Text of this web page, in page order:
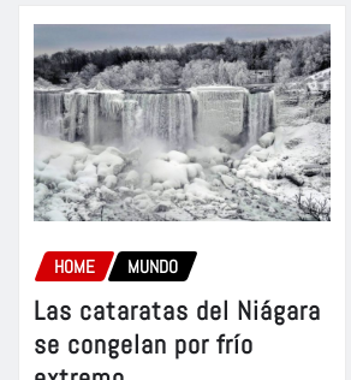
HOME MUNDO
Las cataratas del Niágara
se congelan por frío